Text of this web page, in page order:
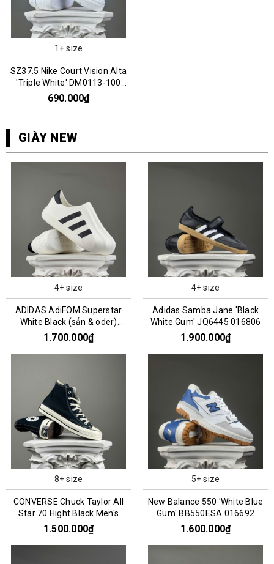
1+ size
SZ37.5 Nike Court Vision Alta
'Triple White' DM0113-100
066808
690.000₫
GIÀY NEW
4+ size
ADIDAS AdiFOM Superstar
White Black (sẳn & oder)
HQ8750
1.700.000₫
4+ size
Adidas Samba Jane 'Black
White Gum' JQ6445 016806
1.900.000₫
8+ size
CONVERSE Chuck Taylor All
Star 70 Hight Black Men's
162050C
1.500.000₫
5+ size
New Balance 550 'White Blue
Gum' BB550ESA 016692
1.600.000₫